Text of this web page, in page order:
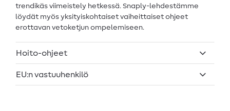
trendikäs viimeistely hetkessä. Snaply-lehdestämme
löydät myös yksityiskohtaiset vaiheittaiset ohjeet
erottavan vetoketjun ompelemiseen.
Hoito-ohjeet
EU:n vastuuhenkilö